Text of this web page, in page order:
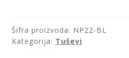
crno
tuš
crevo,
Šifra proizvoda: NP22-BL
Kategorija: Tuševi